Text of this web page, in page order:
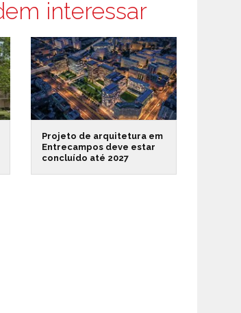
interessar
Projeto de arquitetura em
Entrecampos deve estar
concluído até 2027